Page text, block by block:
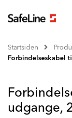
Startsiden
Forbindelseskabel
udgange,